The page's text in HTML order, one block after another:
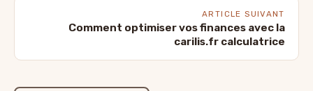
ARTICLE SUIVANT
Comment optimiser vos finances avec la
carilis.fr calculatrice